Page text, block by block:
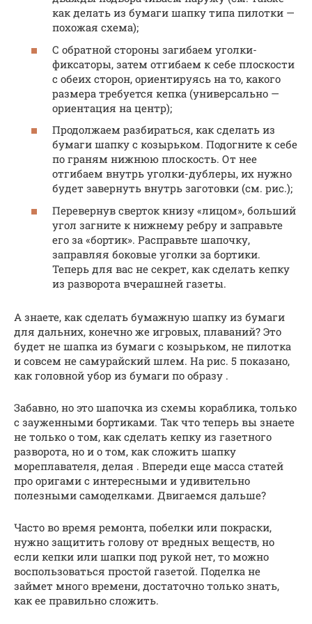
как делать из бумаги шапку типа пилотки —
похожая схема);
С обратной стороны загибаем уголки-
фиксаторы, затем отгибаем к себе плоскости
с обеих сторон, ориентируясь на то, какого
размера требуется кепка (универсально —
ориентация на центр);
Продолжаем разбираться, как сделать из
бумаги шапку с козырьком. Подогните к себе
по граням нижнюю плоскость. От нее
отгибаем внутрь уголки-дублеры, их нужно
будет завернуть внутрь заготовки (см. рис.);
Перевернув сверток книзу «лицом», больший
угол загните к нижнему ребру и заправьте
его за «бортик». Расправьте шапочку,
заправляя боковые уголки за бортики.
Теперь для вас не секрет, как сделать кепку
из разворота вчерашней газеты.
А знаете, как сделать бумажную шапку из бумаги
для дальних, конечно же игровых, плаваний? Это
будет не шапка из бумаги с козырьком, не пилотка
и совсем не самурайский шлем. На рис. 5 показано,
как головной убор из бумаги по образу .
Забавно, но это шапочка из схемы кораблика, только
с зауженными бортиками. Так что теперь вы знаете
не только о том, как сделать кепку из газетного
разворота, но и о том, как сложить шапку
мореплавателя, делая . Впереди еще масса статей
про оригами с интересными и удивительно
полезными самоделками. Двигаемся дальше?
Часто во время ремонта, побелки или покраски,
нужно защитить голову от вредных веществ, но
если кепки или шапки под рукой нет, то можно
воспользоваться простой газетой. Поделка не
займет много времени, достаточно только знать,
как ее правильно сложить.